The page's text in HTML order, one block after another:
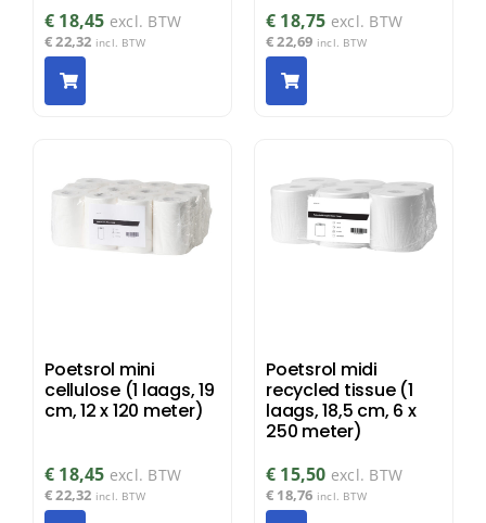
€ 18,45 excl. BTW
€22,32 incl. BTW
€ 18,75 excl. BTW
€22,69 incl. BTW
Poetsrol mini
cellulose (1 laags, 19
cm, 12 x 120 meter)
€ 18,45 excl. BTW
€22,32 incl. BTW
Poetsrol midi
recycled tissue (1
laags, 18,5 cm, 6 x
250 meter)
€ 15,50 excl. BTW
€ 18,76 incl. BTW